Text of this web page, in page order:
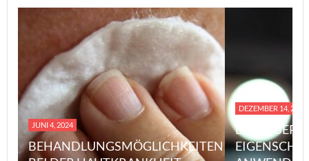
JUNI 4, 2024
BEHANDLUNGSMÖGLICHKEITEN
DEZEMBER 14, 2023
EINE